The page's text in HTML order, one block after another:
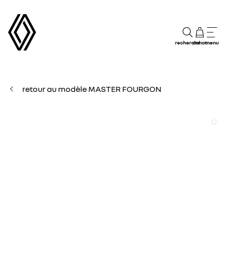
rechercheachatmenu
retour au modèle MASTER FOURGON